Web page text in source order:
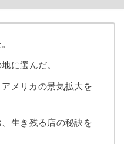
に選んだ。
メリカの景気拡大を
、生き残る店の秘訣を